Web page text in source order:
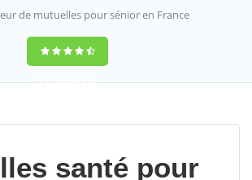
de mutuelles pour sénior en France
9,2(100%)452
santé pour